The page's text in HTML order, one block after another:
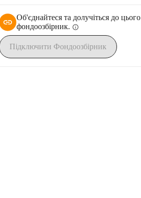
Об'єднайтеся та долучіться до цього
фондоозбірник. info
Підключити Фондоозбірник